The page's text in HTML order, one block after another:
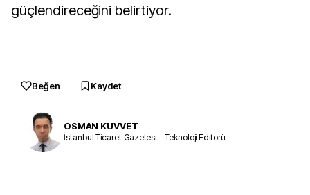
güçlendireceğini belirtiyor.
Beğen Kaydet
OSMAN KUVVET
İstanbul Ticaret Gazetesi – Teknoloji Editörü